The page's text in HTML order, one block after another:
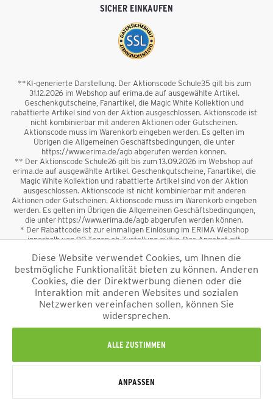
SICHER EINKAUFEN
**KI-generierte Darstellung. Der Aktionscode Schule35 gilt bis zum
31.12.2026 im Webshop auf erima.de auf ausgewählte Artikel.
Geschenkgutscheine, Fanartikel, die Magic White Kollektion und
rabattierte Artikel sind von der Aktion ausgeschlossen. Aktionscode ist
nicht kombinierbar mit anderen Aktionen oder Gutscheinen.
Aktionscode muss im Warenkorb eingeben werden. Es gelten im
Übrigen die Allgemeinen Geschäftsbedingungen, die unter
https://www.erima.de/agb abgerufen werden können.
** Der Aktionscode Schule26 gilt bis zum 13.09.2026 im Webshop auf
erima.de auf ausgewählte Artikel. Geschenkgutscheine, Fanartikel, die
Magic White Kollektion und rabattierte Artikel sind von der Aktion
ausgeschlossen. Aktionscode ist nicht kombinierbar mit anderen
Aktionen oder Gutscheinen. Aktionscode muss im Warenkorb eingeben
werden. Es gelten im Übrigen die Allgemeinen Geschäftsbedingungen,
die unter https://www.erima.de/agb abgerufen werden können.
* Der Rabattcode ist zur einmaligen Einlösung im ERIMA Webshop
innerhalb von 90 Tagen ab Zustellung gültig. Das Angebot gilt
sowie Geschenkgutscheine sind vom Rabatt ausgeschlossen. Der
Rabattcode ist nicht mit anderen Aktionen oder Gutscheinen
kombinierbar. Der Mindestbestellwert beträgt 50 €
*Alle Preise verstehen sich inkl. Mehrwertsteuer und zzgl.
und ggf. Nachnahmegebühren, wenn nicht anders
beschrieben.
Alle Rechte vorbehalten © 2026
Diese Website verwendet Cookies, um Ihnen die
bestmögliche Funktionalität bieten zu können. Anderen
Cookies, die der Direktwerbung dienen oder die
Interaktion mit anderen Websites und sozialen
Netzwerken vereinfachen sollen, können Sie
widersprechen.